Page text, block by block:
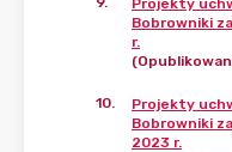
Projekty
Bobrowniki
r.
10.
Projekty
Bobrowniki
2023 r.